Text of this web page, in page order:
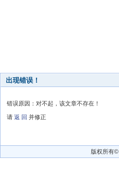
出现错误！
错误原因：对不起，该文章不存在！
请 返 回 并修正
版权所有©